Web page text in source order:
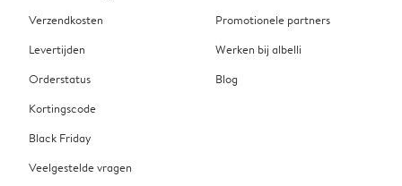
Verzendkosten
Levertijden
Orderstatus
Kortingscode
Black Friday
Veelgestelde vragen
Promotionele partners
Werken bij albelli
Blog